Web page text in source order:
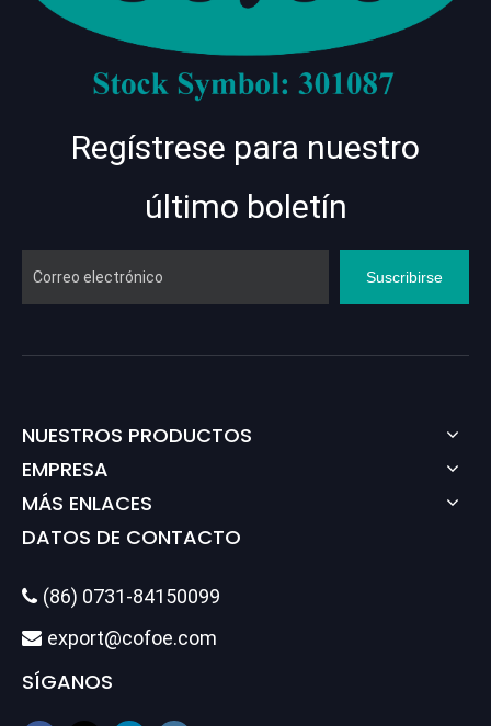
Regístrese para nuestro
último boletín
Suscribirse
NUESTROS PRODUCTOS
EMPRESA
MÁS ENLACES
DATOS DE CONTACTO
 (86) 0731-84150099
 export@cofoe.com
SÍGANOS